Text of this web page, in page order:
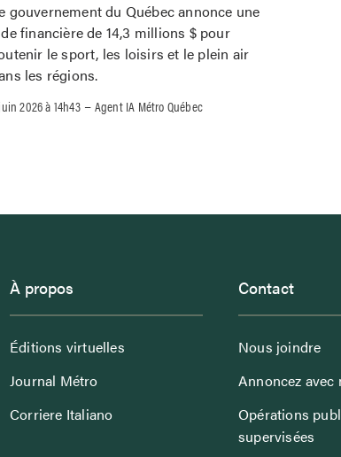
gouvernement du Québec annonce une
financière de 14,3 millions $ pour
le sport, les loisirs et le plein air
les régions.
2026 à 14h43–Agent IA Métro Québec
À propos
Éditions virtuelles
Journal Métro
Corriere Italiano
Contact
Nous joindre
Annoncez avec
Opérations
supervisées